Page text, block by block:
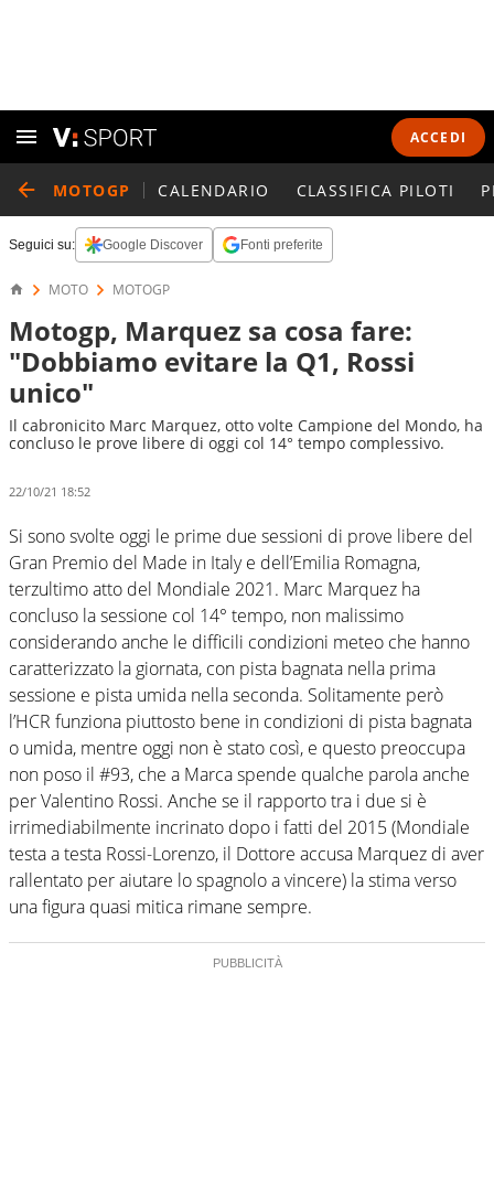
ACCEDI
MOTOGP CALENDARIO CLASSIFICA PILOTI
Seguici su: Google Discover Fonti preferite
MOTO MOTOGP
Motogp, Marquez sa cosa fare:
"Dobbiamo evitare la Q1, Rossi
unico"
Il cabronicito Marc Marquez, otto volte Campione del Mondo, ha
concluso le prove libere di oggi col 14° tempo complessivo.
22/10/21 18:52
Si sono svolte oggi le prime due sessioni di prove libere del
Gran Premio del Made in Italy e dell’Emilia Romagna,
terzultimo atto del Mondiale 2021. Marc Marquez ha
concluso la sessione col 14° tempo, non malissimo
considerando anche le difficili condizioni meteo che hanno
caratterizzato la giornata, con pista bagnata nella prima
sessione e pista umida nella seconda. Solitamente però
l’HCR funziona piuttosto bene in condizioni di pista bagnata
o umida, mentre oggi non è stato così, e questo preoccupa
non poso il #93, che a Marca spende qualche parola anche
per Valentino Rossi. Anche se il rapporto tra i due si è
irrimediabilmente incrinato dopo i fatti del 2015 (Mondiale
testa a testa Rossi-Lorenzo, il Dottore accusa Marquez di aver
rallentato per aiutare lo spagnolo a vincere) la stima verso
una figura quasi mitica rimane sempre.